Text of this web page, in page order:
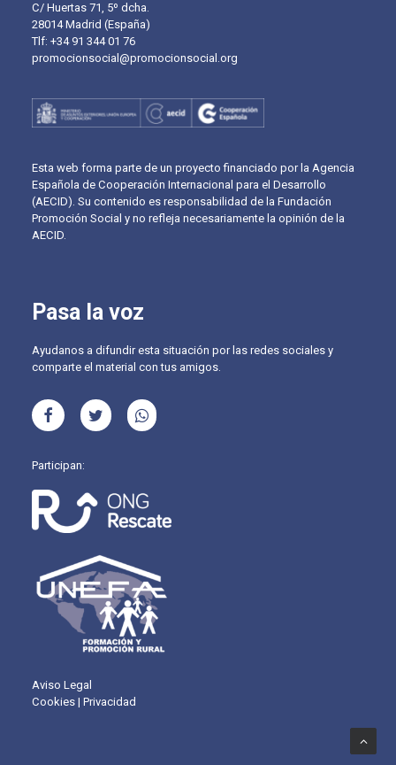
C/ Huertas 71, 5º dcha.
28014 Madrid (España)
Tlf: +34 91 344 01 76
promocionsocial@promocionsocial.org
Esta web forma parte de un proyecto financiado por la Agencia
Española de Cooperación Internacional para el Desarrollo
(AECID). Su contenido es responsabilidad de la Fundación
Promoción Social y no refleja necesariamente la opinión de la
AECID.
Pasa la voz
Ayudanos a difundir esta situación por las redes sociales y
comparte el material con tus amigos.
Participan:
Aviso Legal
Cookies | Privacidad